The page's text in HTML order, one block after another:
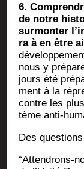
6.
de notre
sur­mon­ter
ra à en être
nous y
jours été
ment à la
contre les
tème anti-
Des
“Atten­drons-